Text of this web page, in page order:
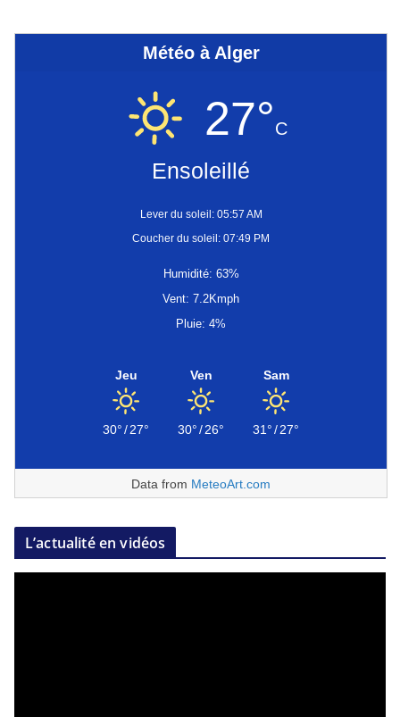
Météo à Alger
27°C
Ensoleillé
Lever du soleil: 05:57 AM
Coucher du soleil: 07:49 PM
Humidité: 63%
Vent: 7.2Kmph
Pluie: 4%
Jeu
30°/27°
Ven
30°/26°
Sam
31°/27°
Data from MeteoArt.com
L’actualité en vidéos